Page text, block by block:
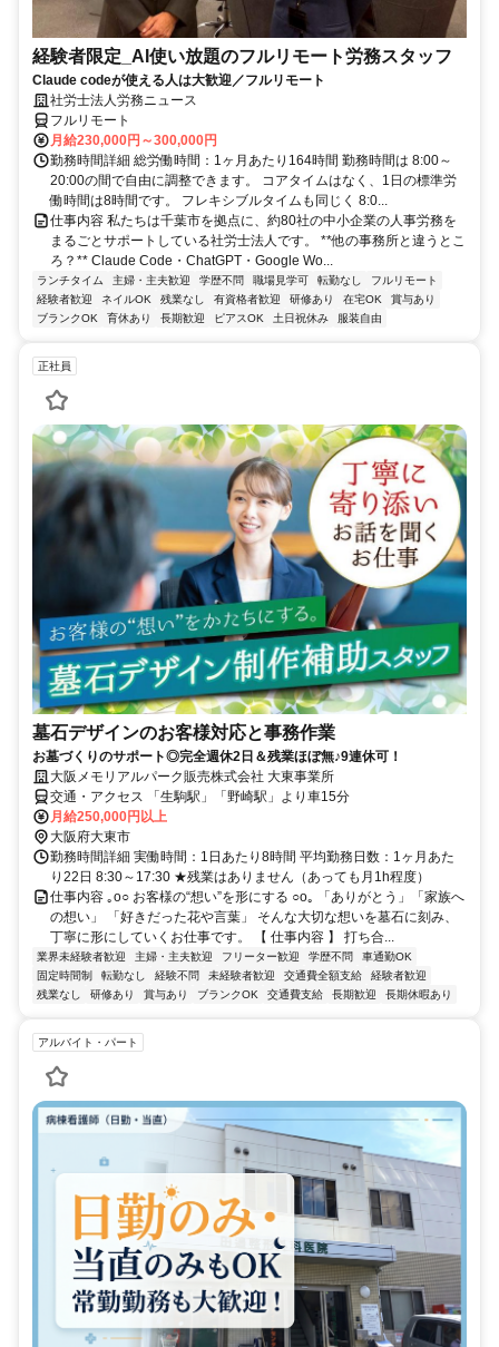
経験者限定_AI使い放題のフルリモート労務スタッフ
Claude codeが使える人は大歓迎／フルリモート
社労士法人労務ニュース
フルリモート
月給230,000円～300,000円
勤務時間詳細 総労働時間：1ヶ月あたり164時間 勤務時間は 8:00～
20:00の間で自由に調整できます。 コアタイムはなく、1日の標準労
働時間は8時間です。 フレキシブルタイムも同じく 8:0...
仕事内容 私たちは千葉市を拠点に、約80社の中小企業の人事労務を
まるごとサポートしている社労士法人です。 **他の事務所と違うとこ
ろ？** Claude Code・ChatGPT・Google Wo...
ランチタイム 主婦・主夫歓迎 学歴不問 職場見学可 転勤なし
フルリモート
経験者歓迎
ネイルOK 残業なし 有資格者歓迎 研修あり 在宅OK
賞与あり
ブランクOK
育休あり 長期歓迎 ピアスOK 土日祝休み 服装自由
正社員
墓石デザインのお客様対応と事務作業
お墓づくりのサポート◎完全週休2日＆残業ほぼ無♪9連休可！
大阪メモリアルパーク販売株式会社 大東事業所
交通・アクセス 「生駒駅」「野崎駅」より車15分
月給250,000円以上
大阪府大東市
勤務時間詳細 実働時間：1日あたり8時間 平均勤務日数：1ヶ月あた
り22日 8:30～17:30 ★残業はありません（あっても月1h程度）
仕事内容 ｡o○ お客様の“想い”を形にする ○o｡ 「ありがとう」「家族へ
の想い」 「好きだった花や言葉」 そんな大切な想いを墓石に刻み、
丁寧に形にしていくお仕事です。 【 仕事内容 】 打ち合...
業界未経験者歓迎 主婦・主夫歓迎 フリーター歓迎 学歴不問
車通勤OK
固定時間制
転勤なし 経験不問 未経験者歓迎 交通費全額支給
経験者歓迎
残業なし
研修あり 賞与あり ブランクOK 交通費支給 長期歓迎 長期休暇あり
アルバイト・パート